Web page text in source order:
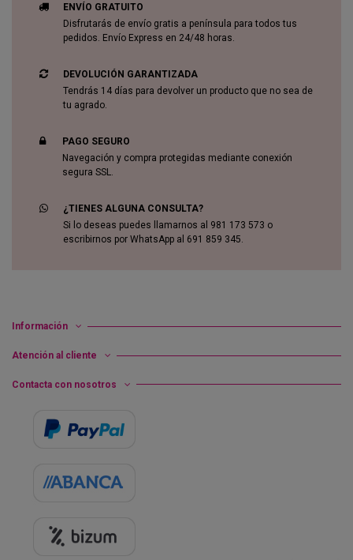
ENVÍO GRATUITO
Disfrutarás de envío gratis a península para todos tus
pedidos. Envío Express en 24/48 horas.
DEVOLUCIÓN GARANTIZADA
Tendrás 14 días para devolver un producto que no sea de
tu agrado.
PAGO SEGURO
Navegación y compra protegidas mediante conexión
segura SSL.
¿TIENES ALGUNA CONSULTA?
Si lo deseas puedes llamarnos al 981 173 573 o
escribirnos por WhatsApp al 691 859 345.
Información
Atención al cliente
Contacta con nosotros